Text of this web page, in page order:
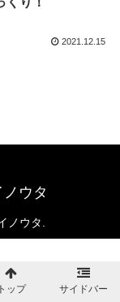
2021.12.15
ウタ
ノウタ.
トップ サイドバー